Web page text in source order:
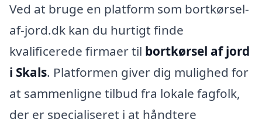
Ved at bruge en platform som bortkørsel-
af-jord.dk kan du hurtigt finde
kvalificerede firmaer til bortkørsel af jord
i Skals. Platformen giver dig mulighed for
at sammenligne tilbud fra lokale fagfolk,
der er specialiseret i at håndtere